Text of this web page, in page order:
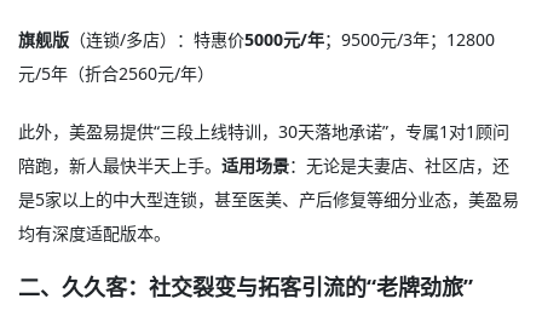
旗舰版 （连锁/多店）：特惠价5000元/年；9500元/3年；12800
元/5年（折合2560元/年）
此外，美盈易提供“三段上线特训，30天落地承诺”，专属1对1顾问
陪跑，新人最快半天上手。 适用场景：无论是夫妻店、社区店，还
是5家以上的中大型连锁，甚至医美、产后修复等细分业态，美盈易
均有深度适配版本。
二、久久客：社交裂变与拓客引流的“老牌劲旅”